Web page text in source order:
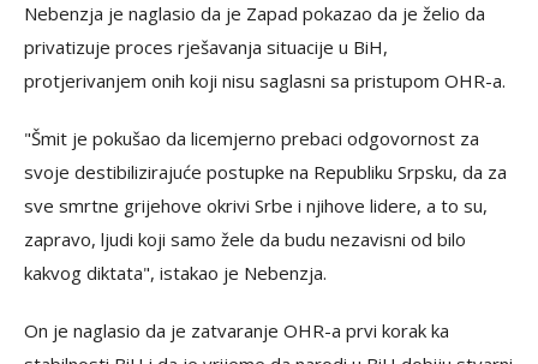
Nebenzja je naglasio da je Zapad pokazao da je želio da
privatizuje proces rješavanja situacije u BiH,
protjerivanjem onih koji nisu saglasni sa pristupom OHR-a.
"Šmit je pokušao da licemjerno prebaci odgovornost za
svoje destibilizirajuće postupke na Republiku Srpsku, da za
sve smrtne grijehove okrivi Srbe i njihove lidere, a to su,
zapravo, ljudi koji samo žele da budu nezavisni od bilo
kakvog diktata", istakao je Nebenzja.
On je naglasio da je zatvaranje OHR-a prvi korak ka